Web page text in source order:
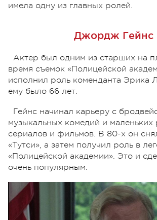
имела одну из главных ролей.
Джордж Гейнс
Актер был одним из старших на
время съемок «Полицейской
исполнил роль коменданта Эрика
ему было 66 лет.
Гейнс начинал карьеру с
музыкальных комедий и маленьких
сериалов и фильмов. В 80-х он
«Тутси», а затем получил роль в
«Полицейской академии». Это и
очень популярным.